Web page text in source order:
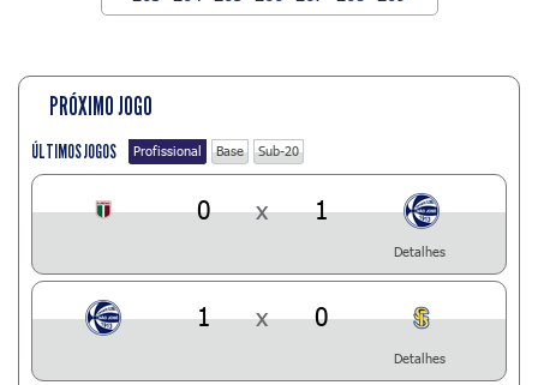
PRÓXIMO JOGO
ÚLTIMOS JOGOS Profissional Base Sub-20
0 x 1
Detalhes
1 x 0
Detalhes